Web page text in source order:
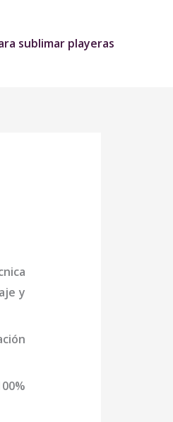
sublimar playeras
y